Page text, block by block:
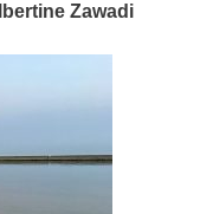
Zawadi